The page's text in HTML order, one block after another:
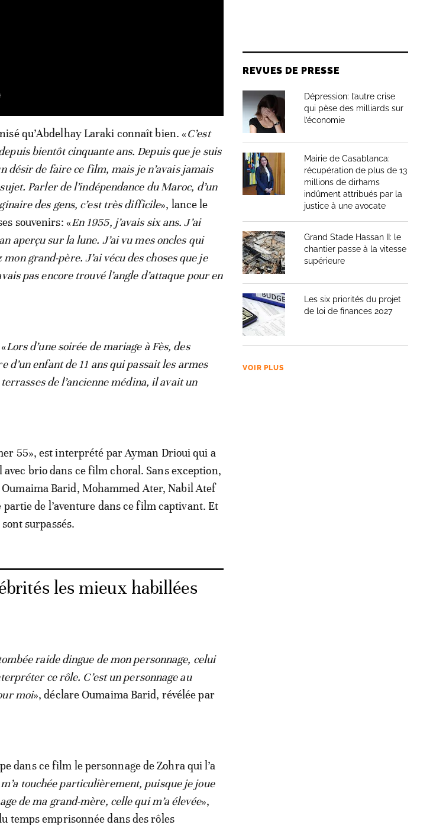
qu’Abdelhay Laraki connaît bien. «C’est
bientôt cinquante ans. Depuis que je suis
désir de faire ce film, mais je n’avais jamais
Parler de l’indépendance du Maroc, d’un
des gens, c’est très difficile», lance le
souvenirs: «En 1955, j’avais six ans. J’ai
aperçu sur la lune. J’ai vu mes oncles qui
grand-père. J’ai vécu des choses que je
pas encore trouvé l’angle d’attaque pour en
Lors d’une soirée de mariage à Fès, des
d’un enfant de 11 ans qui passait les armes
de l’ancienne médina, il avait un
55», est interprété par Ayman Drioui qui a
avec brio dans ce film choral. Sans exception,
Barid, Mohammed Ater, Nabil Atef
de l’aventure dans ce film captivant. Et
surpassés.
les mieux habillées
raide dingue de mon personnage, celui
ce rôle. C’est un personnage au
moi», déclare Oumaima Barid, révélée par
dans ce film le personnage de Zohra qui l’a
touchée particulièrement, puisque je joue
de ma grand-mère, celle qui m’a élevée»,
temps emprisonnée dans des rôles
REVUES DE PRESSE
Dépression: l’autre crise
qui pèse des milliards sur
l’économie
Mairie de Casablanca:
récupération de plus de 13
millions de dirhams
indûment attribués par la
justice à une avocate
Grand Stade Hassan II: le
chantier passe à la vitesse
supérieure
Les six priorités du projet
de loi de finances 2027
VOIR PLUS